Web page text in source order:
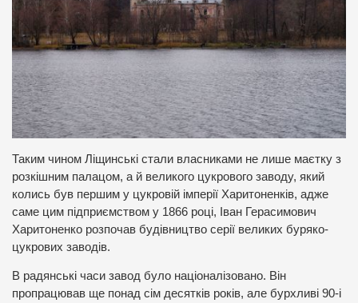
Таким чином Ліщинські стали власниками не лише маєтку з
розкішним палацом, а й великого цукрового заводу, який
колись був першим у цукровій імперії Харитоненків, адже
саме цим підприємством у 1866 році, Іван Герасимович
Харитоненко розпочав будівництво серії великих буряко-
цукрових заводів.
В радянські часи завод було націоналізовано. Він
пропрацював ще понад сім десятків років, але бурхливі 90-і